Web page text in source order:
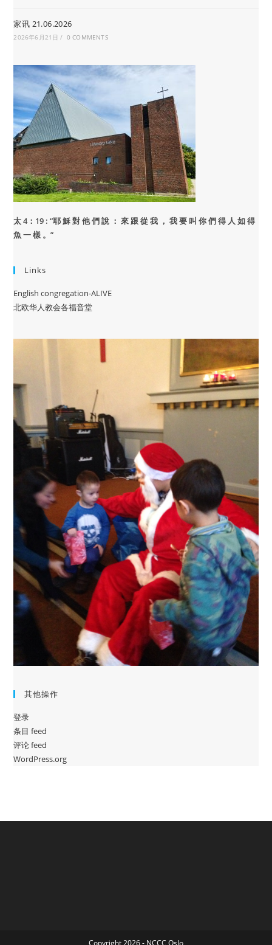
家讯 21.06.2026
2026年6月21日 / 0 COMMENTS
太 4：19 : “耶 穌 對 他 們 說 ： 來 跟 從 我 ， 我 要 叫 你 們 得 人 如 得
魚 一 樣 。”
Links
English congregation-ALIVE
北欧华人教会各福音堂
其他操作
登录
条目 feed
评论 feed
WordPress.org
Copyright 2026 - NCCC Oslo